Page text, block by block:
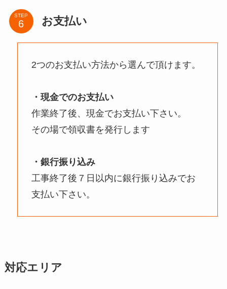
STEP お支払い
2つのお支払い方法から選んで頂けます。
・現金でのお支払い
作業終了後、現金でお支払い下さい。
その場で領収書を発行します
・銀行振り込み
工事終了後７日以内に銀行振り込みでお
支払い下さい。
対応エリア